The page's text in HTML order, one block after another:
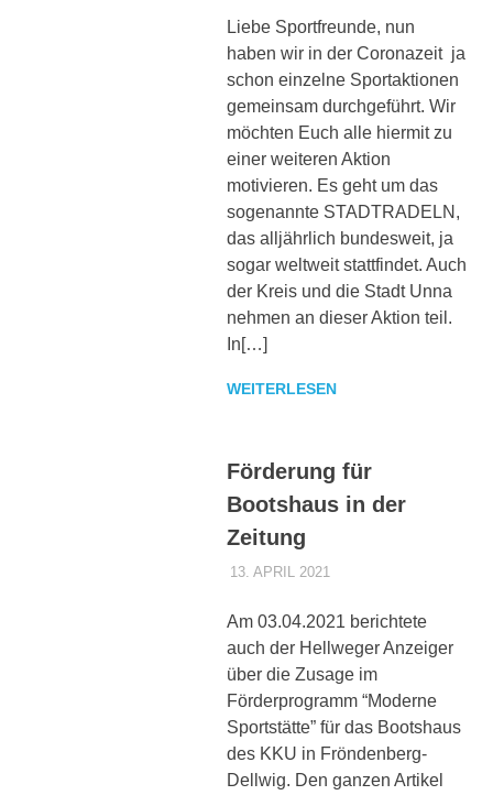
Liebe Sportfreunde, nun
haben wir in der Coronazeit ja
schon einzelne Sportaktionen
gemeinsam durchgeführt. Wir
möchten Euch alle hiermit zu
einer weiteren Aktion
motivieren. Es geht um das
sogenannte STADTRADELN,
das alljährlich bundesweit, ja
sogar weltweit stattfindet. Auch
der Kreis und die Stadt Unna
nehmen an dieser Aktion teil.
In[…]
WEITERLESEN
Förderung für
Bootshaus in der
Zeitung
13. APRIL 2021
Am 03.04.2021 berichtete
auch der Hellweger Anzeiger
über die Zusage im
Förderprogramm “Moderne
Sportstätte” für das Bootshaus
des KKU in Fröndenberg-
Dellwig. Den ganzen Artikel